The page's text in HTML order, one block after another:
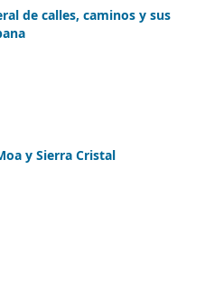
de calles, caminos y sus
y Sierra Cristal